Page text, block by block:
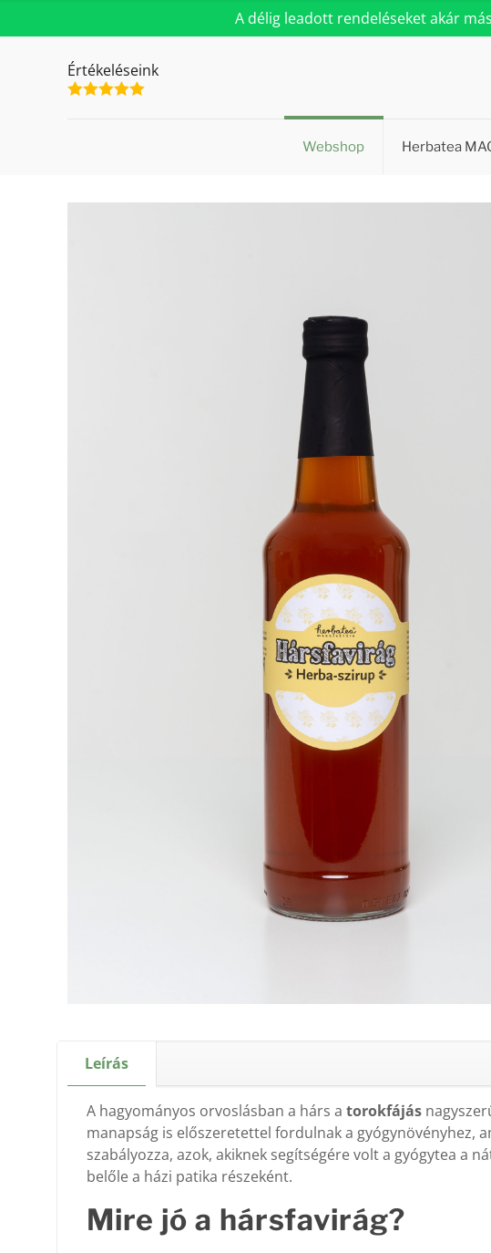
A délig leadott rendeléseket akár
Értékeléseink
Webshop Herbatea
Leírás
A hagyományos orvoslásban a hárs a torokfájás
manapság is előszeretettel fordulnak a gyógynövényhez,
szabályozza, azok, akiknek segítségére volt a gyógytea a
belőle a házi patika részeként.
Mire jó a hársfavirág?